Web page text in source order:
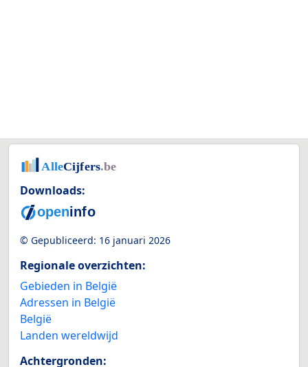
Downloads:
© Gepubliceerd: 16 januari 2026
Regionale overzichten:
Gebieden in België
Adressen in België
België
Landen wereldwijd
Achtergronden: